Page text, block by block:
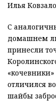
Илья
С
домашнем
принесли
отличился
шайбы